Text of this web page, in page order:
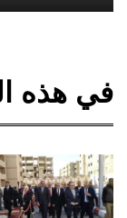
في هذه